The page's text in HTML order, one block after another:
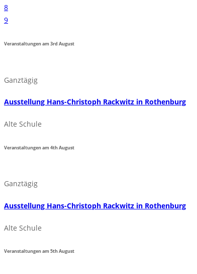
8
9
Veranstaltungen am3rd August
Ganztägig
Ausstellung Hans-Christoph Rackwitz in Rothenburg
Alte Schule
Veranstaltungen am4thAugust
Ganztägig
Ausstellung Hans-Christoph Rackwitz in Rothenburg
Alte Schule
Veranstaltungen am5thAugust